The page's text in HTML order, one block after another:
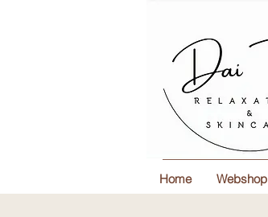
Home Webshop